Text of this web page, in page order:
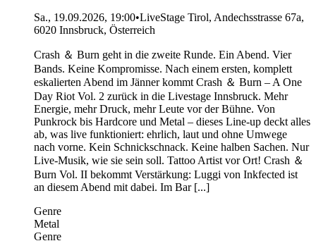
Sa., 19.09.2026, 19:00•LiveStage Tirol, Andechsstrasse 67a,
6020 Innsbruck, Österreich
Crash ＆ Burn geht in die zweite Runde. Ein Abend. Vier
Bands. Keine Kompromisse. Nach einem ersten, komplett
eskalierten Abend im Jänner kommt Crash ＆ Burn – A One
Day Riot Vol. 2 zurück in die Livestage Innsbruck. Mehr
Energie, mehr Druck, mehr Leute vor der Bühne. Von
Punkrock bis Hardcore und Metal – dieses Line-up deckt alles
ab, was live funktioniert: ehrlich, laut und ohne Umwege
nach vorne. Kein Schnickschnack. Keine halben Sachen. Nur
Live-Musik, wie sie sein soll. Tattoo Artist vor Ort! Crash ＆
Burn Vol. II bekommt Verstärkung: Luggi von Inkfected ist
an diesem Abend mit dabei. Im Bar [...]
Genre
Metal
Genre